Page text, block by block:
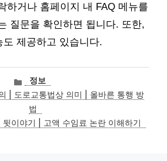
하거나 홈페이지 내 FAQ 메뉴를
질문을 확인하면 됩니다. 또한,
도 제공하고 있습니다.
카
테
고
리
정보
| 도로교통법상 의미 | 올바른 통행 방
법
뒷이야기 | 고액 수임료 논란 이해하기